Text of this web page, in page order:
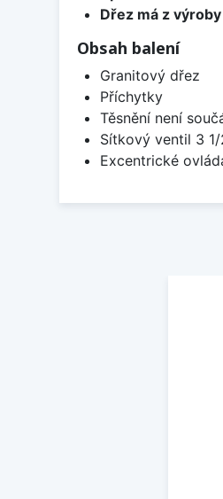
Dřez má z
Obsah balení
Granitový dřez
Příchytky
Těsnění není
Sítkový ventil 3
Excentrické